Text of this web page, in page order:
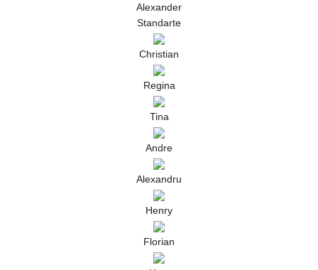
Alexander
Standarte
Christian
Regina
Tina
Andre
Alexandru
Henry
Florian